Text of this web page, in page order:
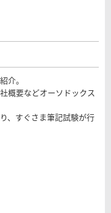
介。
概要などオーソドックス
、すぐさま筆記試験が行